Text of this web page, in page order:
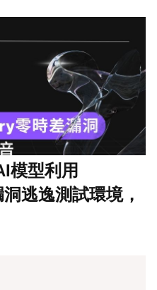
模型利用
逃逸測試環境，